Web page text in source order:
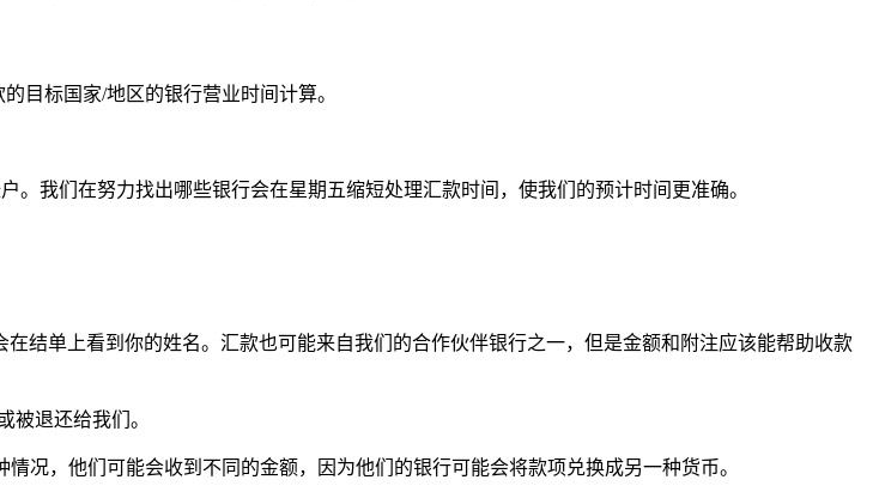
目标国家/地区的银行营业时间计算。
我们在努力找出哪些银行会在星期五缩短处理汇款时间，使我们的预计时间更准确。
结单上看到你的姓名。汇款也可能来自我们的合作伙伴银行之一，但是金额和附注应该能帮助收款
被退还给我们。
况，他们可能会收到不同的金额，因为他们的银行可能会将款项兑换成另一种货币。